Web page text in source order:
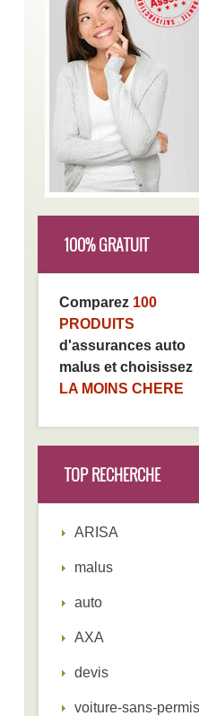
100% GRATUIT
Comparez 100
PRODUITS
d'assurances auto
malus et choisissez
LA MOINS CHERE
TOP RECHERCHE
ARISA
malus
auto
AXA
devis
voiture-sans-permis